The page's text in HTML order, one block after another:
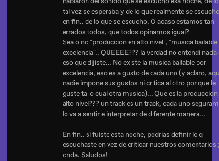
tal vez se esperaba y de lo que realmente se
en fin.. de lo que se escucho. O acaso estamos tan
errados todos, que todos opinamos igual?
Sea o no "produccion en alto nivel", "musica bailable
excelencia".. QUEEEE??? la verdad no entendi nada
eso que dijiste... No existe la musica bailable por
excelencia, eso es a gusto de cada uno (y aclaro,
nadie impone sus gustos ni critica al otro por que le
guste tal o cual otra musica)... Que es la produccion
alto nivel??? un track es un track, cada uno
lo va a sentir e interpretar de diferente manera...
En fin.. si fuiste esta noche, podrias definir lo q
escuchaste en vez de criticar nuestros comentarios
onda. Saludos!